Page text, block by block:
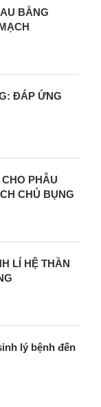
BẰNG
ĐÁP ỨNG
PHẪU
CHỦ BỤNG
LÍ HỆ THẦN
lý bệnh đến